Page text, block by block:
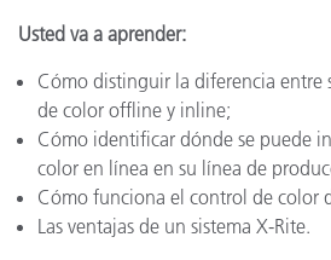
Usted va a aprender:
Cómo distinguir la diferencia entre
de color offline y inline;
Cómo identificar dónde se puede
color en línea en su línea de
Cómo funciona el control de color
Las ventajas de un sistema X-Rite.